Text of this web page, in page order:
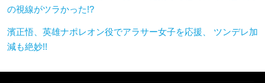
の視線がツラかった!?
濱正悟、英雄ナポレオン役でアラサー女子を応援、 ツンデレ加
減も絶妙!!